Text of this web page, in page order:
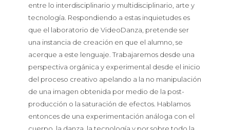
entre lo interdisciplinario y multidisciplinario, arte y
tecnología. Respondiendo a estas inquietudes es
que el laboratorio de VideoDanza , pretende ser
una instancia de creación en que el alumno, se
acerque a este lenguaje. Trabajaremos desde una
perspectiva orgánica y experimental desde el inicio
del proceso creativo apelando a la no manipulación
de una imagen obtenida por medio de la post-
producción o la saturación de efectos. Hablamos
entonces de una experimentación análoga con el